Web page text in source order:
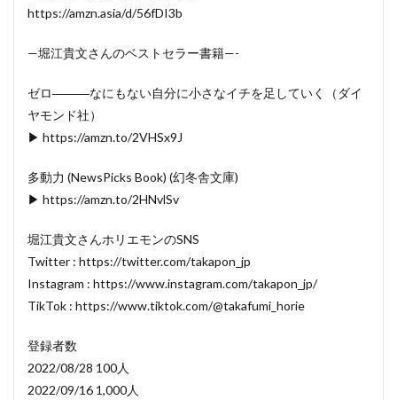
https://amzn.asia/d/56fDI3b
—堀江貴文さんのベストセラー書籍—-
ゼロ―――なにもない自分に小さなイチを足していく（ダイ
ヤモンド社）
▶ https://amzn.to/2VHSx9J
多動力 (NewsPicks Book) (幻冬舎文庫)
▶ https://amzn.to/2HNvlSv
堀江貴文さんホリエモンのSNS
Twitter : https://twitter.com/takapon_jp
Instagram : https://www.instagram.com/takapon_jp/
TikTok : https://www.tiktok.com/@takafumi_horie
登録者数
2022/08/28 100人
2022/09/16 1,000人